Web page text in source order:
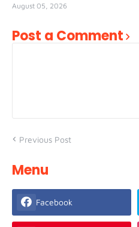
August 05, 2026
Post a Comment
Previous Post
Menu
Facebook